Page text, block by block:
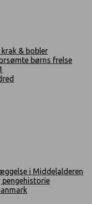
& bobler
børns frelse
i Middelalderen